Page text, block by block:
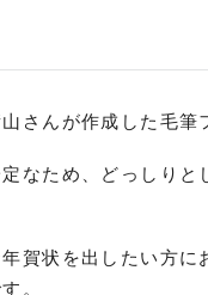
さんが作成した毛筆
なため、どっしりと
賀状を出したい方に
。